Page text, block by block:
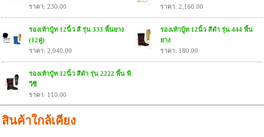
ราคา: 230.00
ราคา: 2,160.00
รองเท้าบู้ท 12นิ้ว สี รุ่น 333 พื้นยาง
(12คู่)
ราคา: 2,040.00
รองเท้าบู้ท 12นิ้ว สีดำ รุ่น 444 พื้น
ยาง
ราคา: 180.00
รองเท้าบู้ท 12นิ้ว สีดำ รุ่น 2222 พื้น พี
วีซี
ราคา: 110.00
สินค้าใกล้เคียง